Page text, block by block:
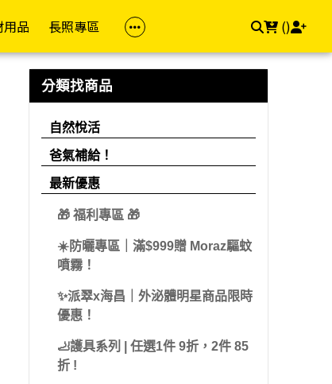
人)
/桂格完膳
症/倍速益
依品牌(兒童)
桂格
亞培
新諾兒
兒童補體素
區
依品牌
自然悅活
精準富康
善存/挺立/克補
Hi-Q 褐抑定
悠活原力
維格VITA-VIGOR
美孕佳
桂格
三多
迪施
理膚
瑪仕
亞
護適
品
防護專區
酒精/消毒用品
長照專區
居家照顧
馬桶椅
洗澡椅
浴廁輔助
照顧床
()
分類找商品
自然悅活
爸氣補給！
最新優惠
🎁 福利專區 🎁
☀️防曬專區｜滿$999贈 Moraz驅蚊
噴霧！
✨派翠x海昌｜外泌體明星商品限時
優惠！
🦶護具系列 | 任選1件 9折，2件 85
折 !